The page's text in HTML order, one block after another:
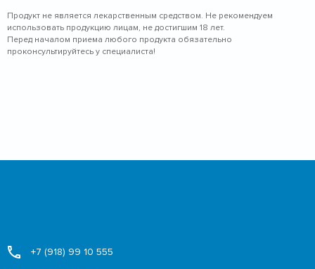
Продукт не является лекарственным средством. Не рекомендуем
использовать продукцию лицам, не достигшим 18 лет.
Перед началом приема любого продукта обязательно
проконсультируйтесь у специалиста!
+7 (918) 99 10 555